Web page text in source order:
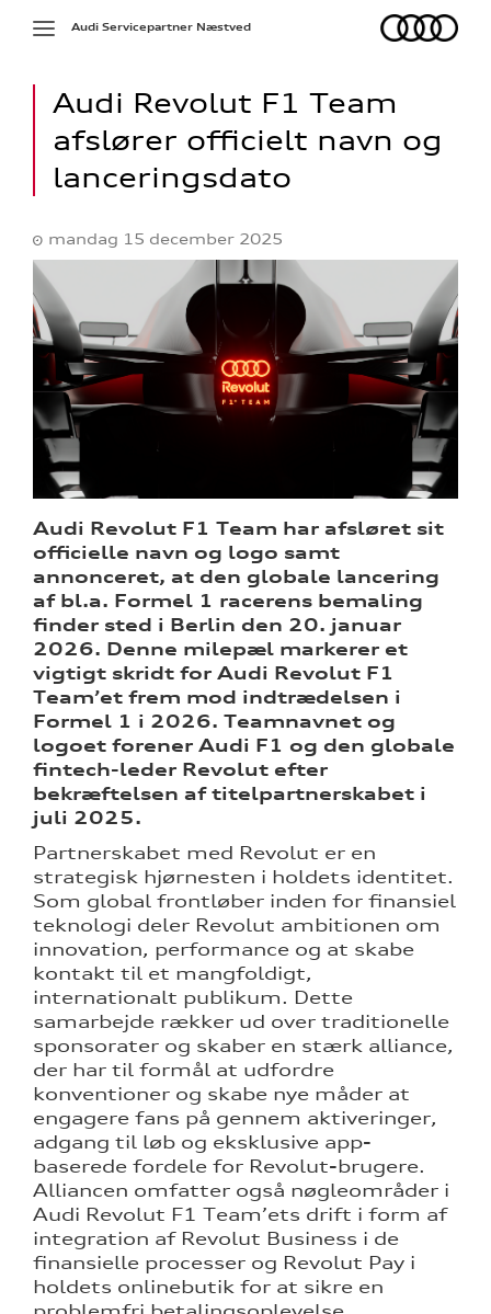
Toggle
Audi
Audi Servicepartner Næstved
Audi Revolut F1 Team
afslører officielt navn og
lanceringsdato
mandag 15 december 2025
Audi Revolut F1 Team har afsløret sit
officielle navn og logo samt
annonceret, at den globale lancering
af bl.a. Formel 1 racerens bemaling
finder sted i Berlin den 20. januar
2026. Denne milepæl markerer et
vigtigt skridt for Audi Revolut F1
Team’et frem mod indtrædelsen i
Formel 1 i 2026. Teamnavnet og
logoet forener Audi F1 og den globale
fintech-leder Revolut efter
bekræftelsen af titelpartnerskabet i
juli 2025.
Partnerskabet med Revolut er en
strategisk hjørnesten i holdets identitet.
Som global frontløber inden for finansiel
teknologi deler Revolut ambitionen om
innovation, performance og at skabe
kontakt til et mangfoldigt,
internationalt publikum. Dette
samarbejde rækker ud over traditionelle
sponsorater og skaber en stærk alliance,
der har til formål at udfordre
konventioner og skabe nye måder at
engagere fans på gennem aktiveringer,
adgang til løb og eksklusive app-
baserede fordele for Revolut-brugere.
Alliancen omfatter også nøgleområder i
Audi Revolut F1 Team’ets drift i form af
integration af Revolut Business i de
finansielle processer og Revolut Pay i
holdets onlinebutik for at sikre en